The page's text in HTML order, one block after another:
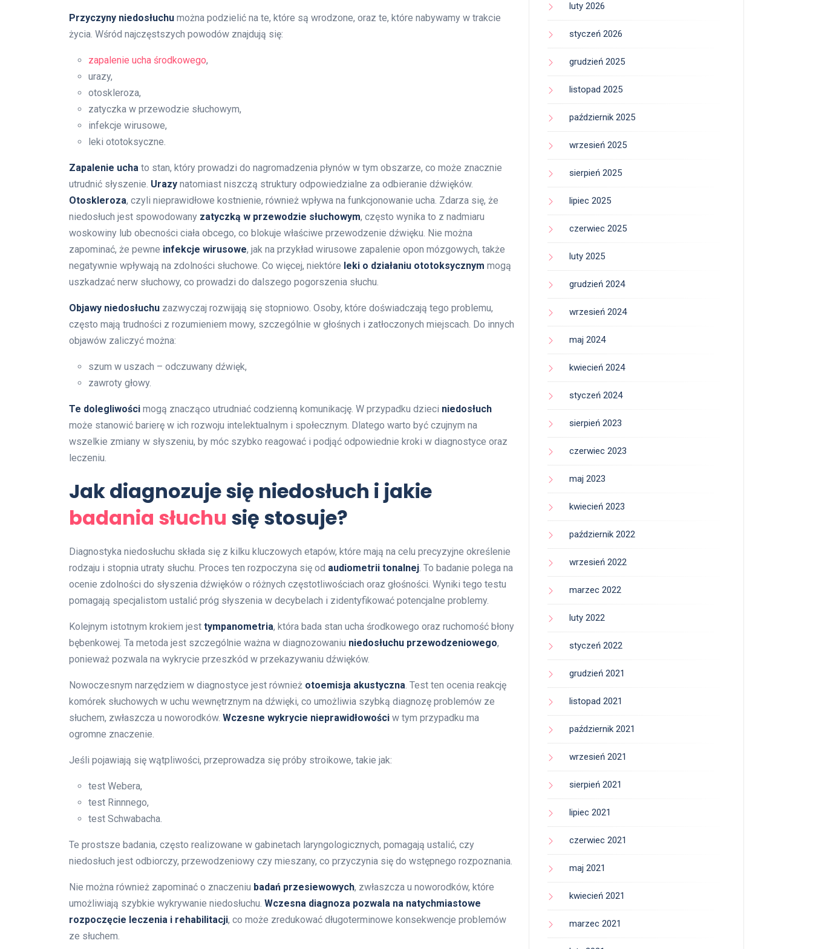
Przyczyny niedosłuchu można podzielić na te, które są wrodzone, oraz te, które nabywamy w trakcie
życia. Wśród najczęstszych powodów znajdują się:
zapalenie ucha środkowego,
urazy,
otoskleroza,
zatyczka w przewodzie słuchowym,
infekcje wirusowe,
leki ototoksyczne.
Zapalenie ucha to stan, który prowadzi do nagromadzenia płynów w tym obszarze, co może znacznie
utrudnić słyszenie. Urazy natomiast niszczą struktury odpowiedzialne za odbieranie dźwięków.
Otoskleroza, czyli nieprawidłowe kostnienie, również wpływa na funkcjonowanie ucha. Zdarza się, że
niedosłuch jest spowodowany zatyczką w przewodzie słuchowym, często wynika to z nadmiaru
woskowiny lub obecności ciała obcego, co blokuje właściwe przewodzenie dźwięku. Nie można
zapominać, że pewne infekcje wirusowe, jak na przykład wirusowe zapalenie opon mózgowych, także
negatywnie wpływają na zdolności słuchowe. Co więcej, niektóre leki o działaniu ototoksycznym mogą
uszkadzać nerw słuchowy, co prowadzi do dalszego pogorszenia słuchu.
Objawy niedosłuchu zazwyczaj rozwijają się stopniowo. Osoby, które doświadczają tego problemu,
często mają trudności z rozumieniem mowy, szczególnie w głośnych i zatłoczonych miejscach. Do innych
objawów zaliczyć można:
szum w uszach – odczuwany dźwięk,
zawroty głowy.
Te dolegliwości mogą znacząco utrudniać codzienną komunikację. W przypadku dzieci niedosłuch
może stanowić barierę w ich rozwoju intelektualnym i społecznym. Dlatego warto być czujnym na
wszelkie zmiany w słyszeniu, by móc szybko reagować i podjąć odpowiednie kroki w diagnostyce oraz
leczeniu.
Jak diagnozuje się niedosłuch i jakie
badania słuchu się stosuje?
Diagnostyka niedosłuchu składa się z kilku kluczowych etapów, które mają na celu precyzyjne określenie
rodzaju i stopnia utraty słuchu. Proces ten rozpoczyna się od audiometrii tonalnej. To badanie polega na
ocenie zdolności do słyszenia dźwięków o różnych częstotliwościach oraz głośności. Wyniki tego testu
pomagają specjalistom ustalić próg słyszenia w decybelach i zidentyfikować potencjalne problemy.
Kolejnym istotnym krokiem jest tympanometria, która bada stan ucha środkowego oraz ruchomość błony
bębenkowej. Ta metoda jest szczególnie ważna w diagnozowaniu niedosłuchu przewodzeniowego,
ponieważ pozwala na wykrycie przeszkód w przekazywaniu dźwięków.
Nowoczesnym narzędziem w diagnostyce jest również otoemisja akustyczna. Test ten ocenia reakcję
komórek słuchowych w uchu wewnętrznym na dźwięki, co umożliwia szybką diagnozę problemów ze
słuchem, zwłaszcza u noworodków. Wczesne wykrycie nieprawidłowości w tym przypadku ma
ogromne znaczenie.
Jeśli pojawiają się wątpliwości, przeprowadza się próby stroikowe, takie jak:
test Webera,
test Rinnnego,
test Schwabacha.
Te prostsze badania, często realizowane w gabinetach laryngologicznych, pomagają ustalić, czy
niedosłuch jest odbiorczy, przewodzeniowy czy mieszany, co przyczynia się do wstępnego rozpoznania.
Nie można również zapominać o znaczeniu badań przesiewowych, zwłaszcza u noworodków, które
umożliwiają szybkie wykrywanie niedosłuchu. Wczesna diagnoza pozwala na natychmiastowe
rozpoczęcie leczenia i rehabilitacji, co może zredukować długoterminowe konsekwencje problemów
ze słuchem.
luty 2026
styczeń 2026
grudzień 2025
listopad 2025
październik 2025
wrzesień 2025
sierpień 2025
lipiec 2025
czerwiec 2025
luty 2025
grudzień 2024
wrzesień 2024
maj 2024
kwiecień 2024
styczeń 2024
sierpień 2023
czerwiec 2023
maj 2023
kwiecień 2023
październik 2022
wrzesień 2022
marzec 2022
luty 2022
styczeń 2022
grudzień 2021
listopad 2021
październik 2021
wrzesień 2021
sierpień 2021
lipiec 2021
czerwiec 2021
maj 2021
kwiecień 2021
marzec 2021